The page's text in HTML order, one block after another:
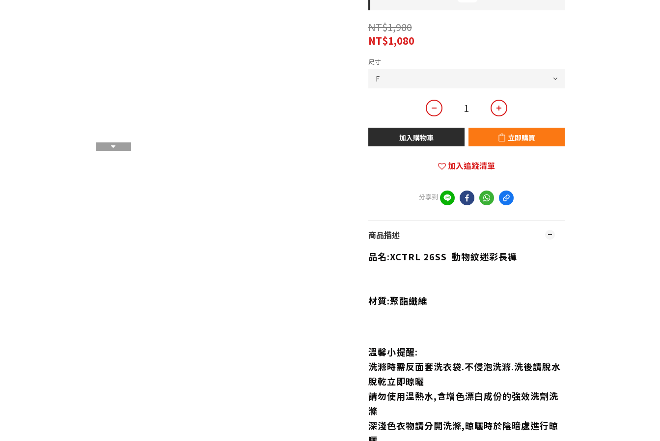
NT$1,980
NT$1,080
尺寸
加入購物車 立即購買
加入追蹤清單
分享到
商品描述
品名:XCTRL 26SS 動物紋迷彩長褲
材質:聚酯纖維
溫馨小提醒:
洗滌時需反面套洗衣袋.不侵泡洗滌.洗後請脫水
脫乾立即晾曬
請勿使用溫熱水,含增色漂白成份的強效洗劑洗
滌
深淺色衣物請分開洗滌,晾曬時於陰暗處進行晾